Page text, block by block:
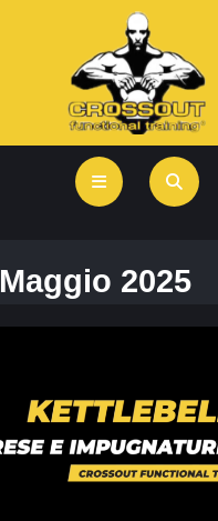
Maggio 2025